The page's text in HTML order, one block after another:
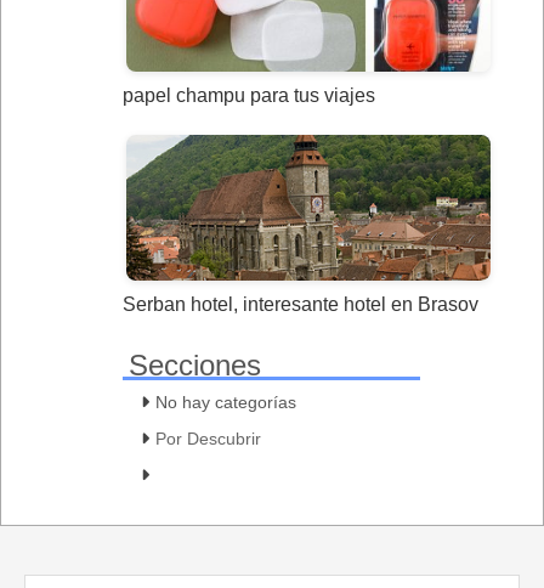
papel champu para tus viajes
Serban hotel, interesante hotel en Brasov
Secciones
No hay categorías
Por Descubrir